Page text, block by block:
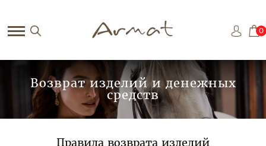
0
Возврат изделий и денежных
средств
Правила возврата изделий